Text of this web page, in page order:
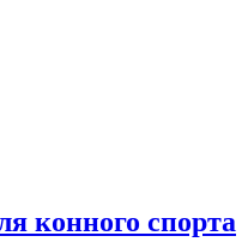
конного спорта